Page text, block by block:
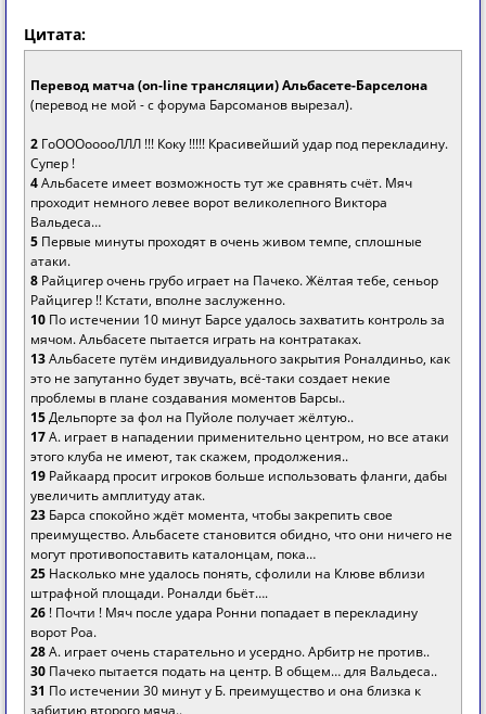
Цитата:
Перевод матча (on-line трансляции) Альбасете-Барселона
(перевод не мой - с форума Барсоманов вырезал).
2 ГоОООооооЛЛЛ !!! Коку !!!!! Красивейший удар под перекладину.
Супер !
4Альбасете имеет возможность тут же сравнять счёт. Мяч
проходит немного левее ворот великолепного Виктора
Вальдеса…
5 Первые минуты проходят в очень живом темпе, сплошные
атаки.
8 Райцигер очень грубо играет на Пачеко. Жёлтая тебе, сеньор
Райцигер !! Кстати, вполне заслуженно.
10 По истечении 10 минут Барсе удалось захватить контроль за
мячом. Альбасете пытается играть на контратаках.
13Альбасете путём индивидуального закрытия Роналдиньо, как
это не запутанно будет звучать, всё-таки создает некие
проблемы в плане создавания моментов Барсы..
15Дельпорте за фол на Пуйоле получает жёлтую..
17А. играет в нападении применительно центром, но все атаки
этого клуба не имеют, так скажем, продолжения..
19 Райкаард просит игроков больше использовать фланги, дабы
увеличить амплитуду атак.
23 Барса спокойно ждёт момента, чтобы закрепить свое
преимущество. Альбасете становится обидно, что они ничего не
могут противопоставить каталонцам, пока…
25 Насколько мне удалось понять, сфолили на Клюве вблизи
штрафной площади. Роналди бьёт….
26 ! Почти ! Мяч после удара Ронни попадает в перекладину
ворот Роа.
28А. играет очень старательно и усердно. Арбитр не против..
30 Пачеко пытается подать на центр. В общем… для Вальдеса..
31 По истечении 30 минут у Б. преимущество и она близка к
забитию второго мяча..